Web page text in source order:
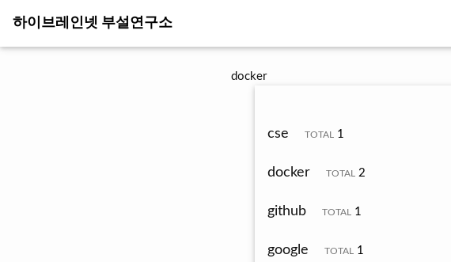
하이브레인넷 부설연구소
docker
cse TOTAL 1
docker TOTAL 2
github TOTAL 1
google TOTAL 1